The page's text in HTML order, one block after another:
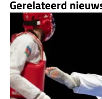
Gerelateerd